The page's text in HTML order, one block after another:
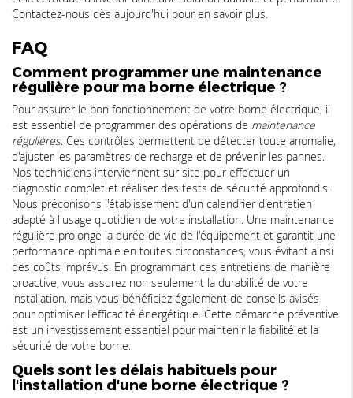
Contactez-nous dès aujourd'hui pour en savoir plus.
FAQ
Comment programmer une maintenance
régulière pour ma borne électrique ?
Pour assurer le bon fonctionnement de votre borne électrique, il
est essentiel de programmer des opérations de maintenance
régulières. Ces contrôles permettent de détecter toute anomalie,
d'ajuster les paramètres de recharge et de prévenir les pannes.
Nos techniciens interviennent sur site pour effectuer un
diagnostic complet et réaliser des tests de sécurité approfondis.
Nous préconisons l'établissement d'un calendrier d'entretien
adapté à l'usage quotidien de votre installation. Une maintenance
régulière prolonge la durée de vie de l'équipement et garantit une
performance optimale en toutes circonstances, vous évitant ainsi
des coûts imprévus. En programmant ces entretiens de manière
proactive, vous assurez non seulement la durabilité de votre
installation, mais vous bénéficiez également de conseils avisés
pour optimiser l'efficacité énergétique. Cette démarche préventive
est un investissement essentiel pour maintenir la fiabilité et la
sécurité de votre borne.
Quels sont les délais habituels pour
l'installation d'une borne électrique ?